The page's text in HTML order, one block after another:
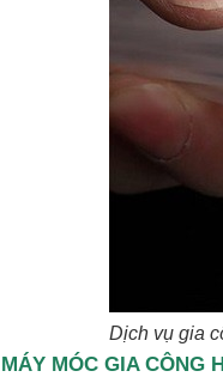
Dịch vụ gia
MÁY MÓC GIA CÔNG